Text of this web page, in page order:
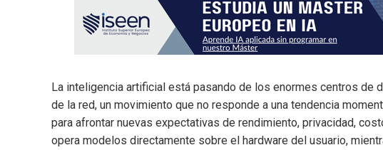
La inteligencia artificial está pasando de los enormes centros
de la red, un movimiento que no responde a una tendencia
para afrontar nuevas expectativas de rendimiento, privacidad,
opera modelos directamente sobre el hardware del usuario,